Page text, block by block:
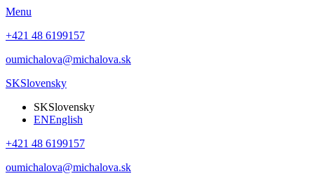
Menu
+421 48 6199157
oumichalova@michalova.sk
SKSlovensky
SKSlovensky
ENEnglish
+421 48 6199157
oumichalova@michalova.sk